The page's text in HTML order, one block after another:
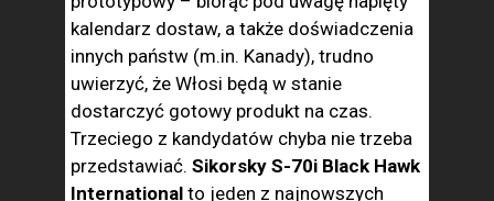
kalendarz dostaw, a także doświadczenia
innych państw (m.in. Kanady), trudno
uwierzyć, że Włosi będą w stanie
dostarczyć gotowy produkt na czas.
Trzeciego z kandydatów chyba nie trzeba
przedstawiać. Sikorsky S-70i Black Hawk
International to jeden z najnowszych